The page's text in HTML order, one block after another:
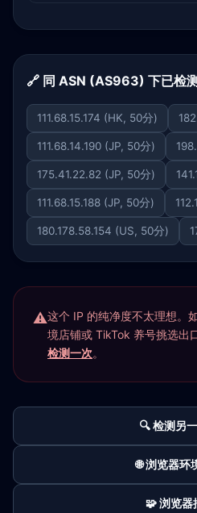
🔗 同 ASN (AS963) 下已检
111.68.15.174 (HK, 50分)
111.68.14.190 (JP, 50分)
175.41.22.82 (JP, 50分)
111.68.15.188 (JP, 50分)
180.178.58.154 (US, 50分)
这个 IP 的纯净度不太理想。
境店铺或 TikTok 养号挑选出
检测一次。
🔍 检测另
🌐 浏览器环
🧩 浏览器